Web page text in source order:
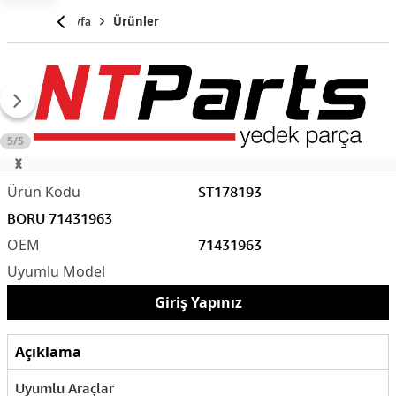
Anasayfa Ürünler
5/5
ST178193
71431963
BORU 71431963
Giriş Yapınız
Açıklama
Uyumlu Araçlar